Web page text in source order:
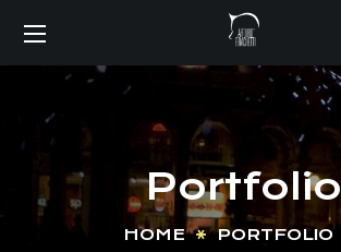
Portfolio
HOME
PORTFOLIO